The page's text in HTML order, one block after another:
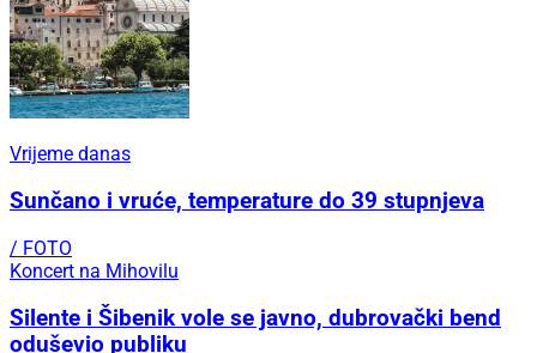
Vrijeme danas
Sunčano i vruće, temperature do 39 stupnjeva
/ FOTO
Koncert na Mihovilu
Silente i Šibenik vole se javno, dubrovački bend
oduševio publiku